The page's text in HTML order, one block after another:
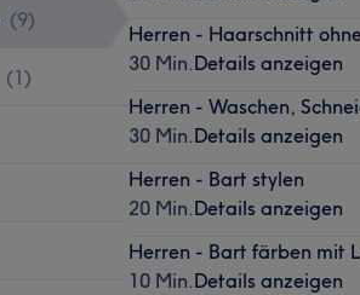
(9)
(1)
Herren - Haarschnitt
30 Min.Details anzeigen
Herren - Waschen,
30 Min.Details anzeigen
Herren - Bart stylen
20 Min.Details anzeigen
Herren - Bart färben mit
10 Min.Details anzeigen